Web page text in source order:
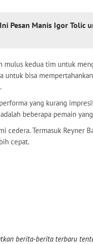
Pesan Manis Igor Tolic
kedua tim untuk
untuk bisa
yang kurang
beberapa pemain
cedera. Termasuk Reyner
cepat.
berita-berita terbaru